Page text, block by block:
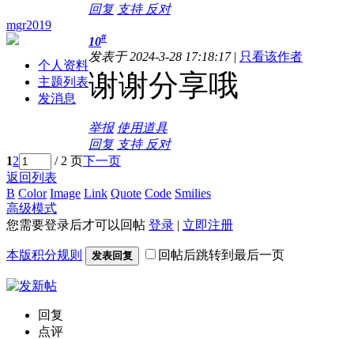
回复 支持 反对
mgr2019
个人资料
主题列表
发消息
10#
发表于 2024-3-28 17:18:17 | 只看该作者
谢谢分享哦
举报 使用道具
回复 支持 反对
12 / 2 页下一页
返回列表
B Color Image Link Quote Code Smilies
高级模式
您需要登录后才可以回帖 登录 | 立即注册
本版积分规则 发表回复 回帖后跳转到最后一页
回复
点评